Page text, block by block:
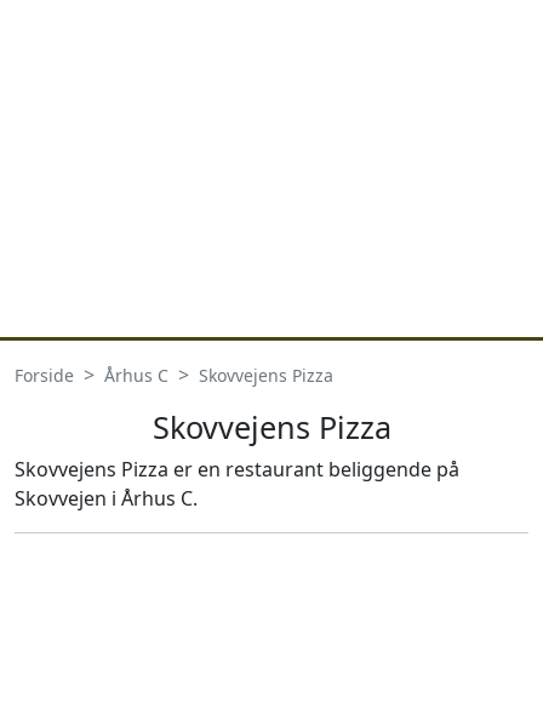
Forside Århus C Skovvejens Pizza
Skovvejens Pizza
Skovvejens Pizza er en restaurant beliggende på
Skovvejen i Århus C.